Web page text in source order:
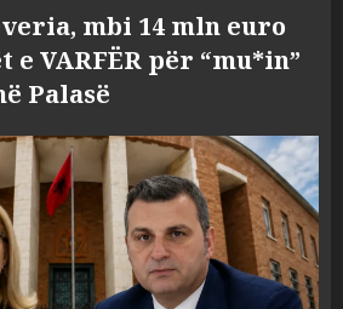
mbi 14 mln euro
VARFËR për “mu*in”
Palasë